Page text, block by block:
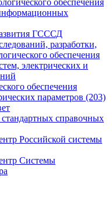
обеспечения
ГСССД
разработки,
обеспечения
электрических и
обеспечения
параметров (203)
стандартных справочных
Российской системы
Системы